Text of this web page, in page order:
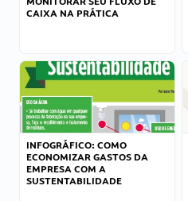
CAIXA NA PRÁTICA
INFOGRÁFICO: COMO
ECONOMIZAR GASTOS DA
EMPRESA COM A
SUSTENTABILIDADE